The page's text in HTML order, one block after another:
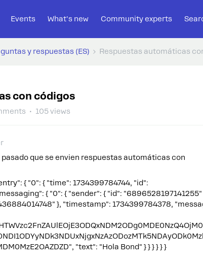
Events What's new Community experts
y respuestas (ES) Respuestas automáticas
con códigos
105 views
pasado que se envien respuestas automáticas con
{ "0": { "time": 1734399784744, "id":
{ "0": { "sender": { "id": "6896528197141255"
}, "timestamp": 1734399784378,
"text": "Hola Bond" } } } } } }